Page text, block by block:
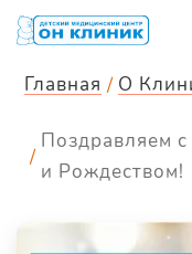
Главная О
Поздравляем
и Рождеством!